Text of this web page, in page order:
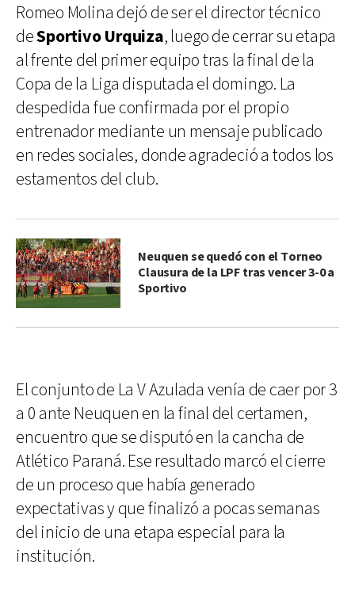
Romeo Molina dejó de ser el director técnico
deSportivo Urquiza, luego de cerrar su etapa
al frente del primer equipo tras la final de la
Copa de la Liga disputada el domingo. La
despedida fue confirmada por el propio
entrenador mediante un mensaje publicado
en redes sociales, donde agradeció a todos los
estamentos del club.
Neuquen se quedó con el Torneo
Clausura de la LPF tras vencer 3-0 a
Sportivo
El conjunto de La V Azulada venía de caer por 3
a 0 ante Neuquen en la final del certamen,
encuentro que se disputó en la cancha de
Atlético Paraná. Ese resultado marcó el cierre
de un proceso que había generado
expectativas y que finalizó a pocas semanas
del inicio de una etapa especial para la
institución.